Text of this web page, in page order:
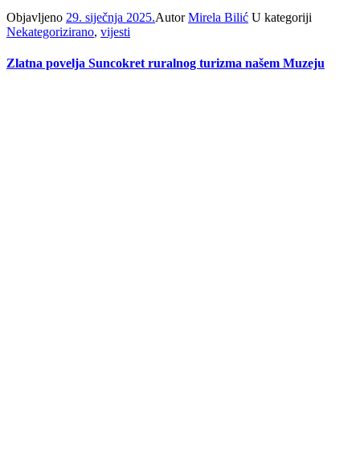
Objavljeno 29. siječnja 2025.AutorMirela Bilić U kategoriji
Nekategorizirano, vijesti
Zlatna povelja Suncokret ruralnog turizma našem Muzeju